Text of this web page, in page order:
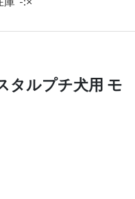
庫 -:×
タルプチ犬用 モ